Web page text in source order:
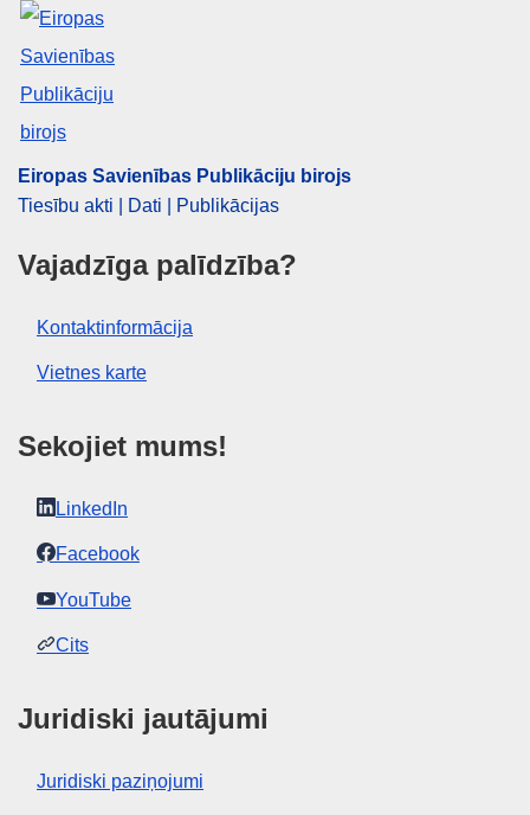
Eiropas Savienības Publikāciju birojs
Tiesību akti | Dati | Publikācijas
Vajadzīga palīdzība?
Kontaktinformācija
Vietnes karte
Sekojiet mums!
LinkedIn
Facebook
YouTube
Cits
Juridiski jautājumi
Juridiski paziņojumi